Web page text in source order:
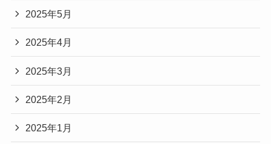
2025年5月
2025年4月
2025年3月
2025年2月
2025年1月